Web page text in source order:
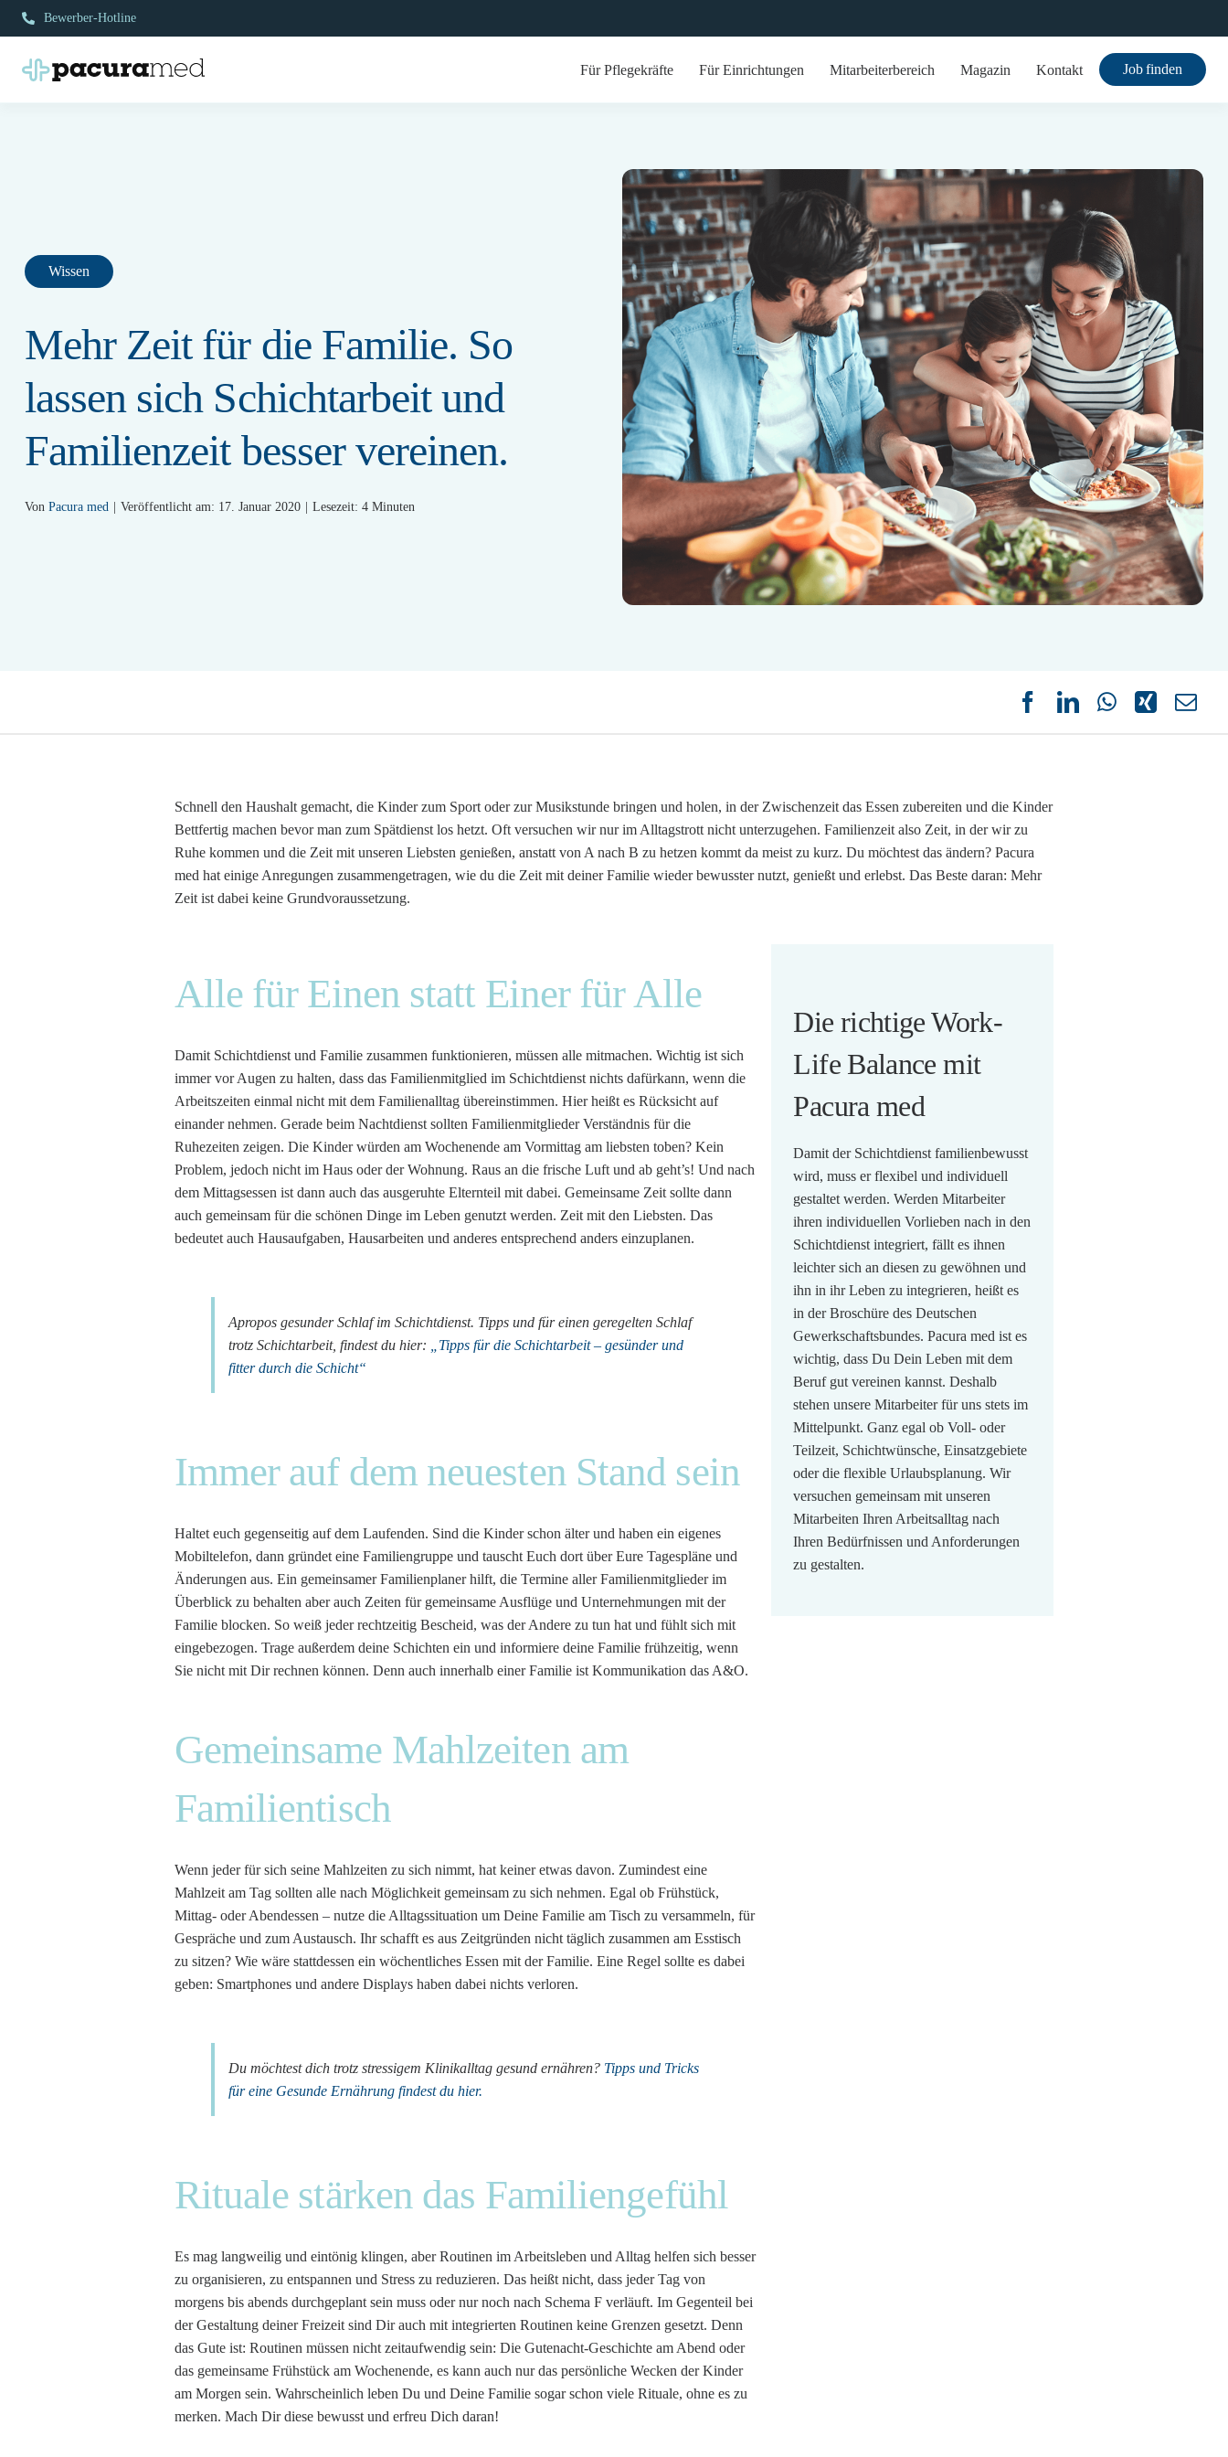
Zum
Inhalt
springen
Bewerber-Hotline
Für Pflegekräfte Für Einrichtungen Mitarbeiterbereich Magazin Kontakt Job finden
Wissen
Mehr Zeit für die Familie. So
lassen sich Schichtarbeit und
Familienzeit besser vereinen.
Von Pacura med Veröffentlicht am: 17. Januar 2020 Lesezeit: 4 Minuten
Schnell den Haushalt gemacht, die Kinder zum Sport oder zur Musikstunde bringen und holen, in der Zwischenzeit das Essen zubereiten und die Kinder
Bettfertig machen bevor man zum Spätdienst los hetzt. Oft versuchen wir nur im Alltagstrott nicht unterzugehen. Familienzeit also Zeit, in der wir zu
Ruhe kommen und die Zeit mit unseren Liebsten genießen, anstatt von A nach B zu hetzen kommt da meist zu kurz. Du möchtest das ändern? Pacura
med hat einige Anregungen zusammengetragen, wie du die Zeit mit deiner Familie wieder bewusster nutzt, genießt und erlebst. Das Beste daran: Mehr
Zeit ist dabei keine Grundvoraussetzung.
Alle für Einen statt Einer für Alle
Damit Schichtdienst und Familie zusammen funktionieren, müssen alle mitmachen. Wichtig ist sich
immer vor Augen zu halten, dass das Familienmitglied im Schichtdienst nichts dafürkann, wenn die
Arbeitszeiten einmal nicht mit dem Familienalltag übereinstimmen. Hier heißt es Rücksicht auf
einander nehmen. Gerade beim Nachtdienst sollten Familienmitglieder Verständnis für die
Ruhezeiten zeigen. Die Kinder würden am Wochenende am Vormittag am liebsten toben? Kein
Problem, jedoch nicht im Haus oder der Wohnung. Raus an die frische Luft und ab geht’s! Und nach
dem Mittagsessen ist dann auch das ausgeruhte Elternteil mit dabei. Gemeinsame Zeit sollte dann
auch gemeinsam für die schönen Dinge im Leben genutzt werden. Zeit mit den Liebsten. Das
bedeutet auch Hausaufgaben, Hausarbeiten und anderes entsprechend anders einzuplanen.
Apropos gesunder Schlaf im Schichtdienst. Tipps und für einen geregelten Schlaf
trotz Schichtarbeit, findest du hier:
„Tipps für die Schichtarbeit – gesünder und
fitter durch die Schicht“
Immer auf dem neuesten Stand sein
Haltet euch gegenseitig auf dem Laufenden. Sind die Kinder schon älter und haben ein eigenes
Mobiltelefon, dann gründet eine Familiengruppe und tauscht Euch dort über Eure Tagespläne und
Änderungen aus. Ein gemeinsamer Familienplaner hilft, die Termine aller Familienmitglieder im
Überblick zu behalten aber auch Zeiten für gemeinsame Ausflüge und Unternehmungen mit der
Familie blocken. So weiß jeder rechtzeitig Bescheid, was der Andere zu tun hat und fühlt sich mit
eingebezogen. Trage außerdem deine Schichten ein und informiere deine Familie frühzeitig, wenn
Sie nicht mit Dir rechnen können. Denn auch innerhalb einer Familie ist Kommunikation das A&O.
Gemeinsame Mahlzeiten am
Familientisch
Wenn jeder für sich seine Mahlzeiten zu sich nimmt, hat keiner etwas davon. Zumindest eine
Mahlzeit am Tag sollten alle nach Möglichkeit gemeinsam zu sich nehmen. Egal ob Frühstück,
Mittag- oder Abendessen – nutze die Alltagssituation um Deine Familie am Tisch zu versammeln, für
Gespräche und zum Austausch. Ihr schafft es aus Zeitgründen nicht täglich zusammen am Esstisch
zu sitzen? Wie wäre stattdessen ein wöchentliches Essen mit der Familie. Eine Regel sollte es dabei
geben: Smartphones und andere Displays haben dabei nichts verloren.
Du möchtest dich trotz stressigem Klinikalltag gesund ernähren? Tipps und Tricks
für eine Gesunde Ernährung findest du hier.
Rituale stärken das Familiengefühl
Es mag langweilig und eintönig klingen, aber Routinen im Arbeitsleben und Alltag helfen sich besser
zu organisieren, zu entspannen und Stress zu reduzieren. Das heißt nicht, dass jeder Tag von
morgens bis abends durchgeplant sein muss oder nur noch nach Schema F verläuft. Im Gegenteil bei
der Gestaltung deiner Freizeit sind Dir auch mit integrierten Routinen keine Grenzen gesetzt. Denn
das Gute ist: Routinen müssen nicht zeitaufwendig sein: Die Gutenacht-Geschichte am Abend oder
das gemeinsame Frühstück am Wochenende, es kann auch nur das persönliche Wecken der Kinder
am Morgen sein. Wahrscheinlich leben Du und Deine Familie sogar schon viele Rituale, ohne es zu
merken. Mach Dir diese bewusst und erfreu Dich daran!
Die richtige Work-
Life Balance mit
Pacura med
Damit der Schichtdienst familienbewusst
wird, muss er flexibel und individuell
gestaltet werden. Werden Mitarbeiter
ihren individuellen Vorlieben nach in den
Schichtdienst integriert, fällt es ihnen
leichter sich an diesen zu gewöhnen und
ihn in ihr Leben zu integrieren, heißt es
in der Broschüre des Deutschen
Gewerkschaftsbundes. Pacura med ist es
wichtig, dass Du Dein Leben mit dem
Beruf gut vereinen kannst. Deshalb
stehen unsere Mitarbeiter für uns stets im
Mittelpunkt. Ganz egal ob Voll- oder
Teilzeit, Schichtwünsche, Einsatzgebiete
oder die flexible Urlaubsplanung. Wir
versuchen gemeinsam mit unseren
Mitarbeiten Ihren Arbeitsalltag nach
Ihren Bedürfnissen und Anforderungen
zu gestalten.